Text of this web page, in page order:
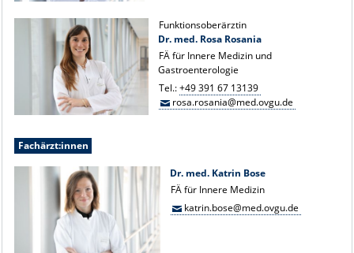
Funktionsoberärztin
Dr. med. Rosa Rosania
FÄ für Innere Medizin und
Gastroenterologie
Tel.:+49 391 67 13139
rosa.rosania@med.ovgu.de
Fachärzt:innen
Dr. med. Katrin Bose
FÄ für Innere Medizin
katrin.bose@med.ovgu.de